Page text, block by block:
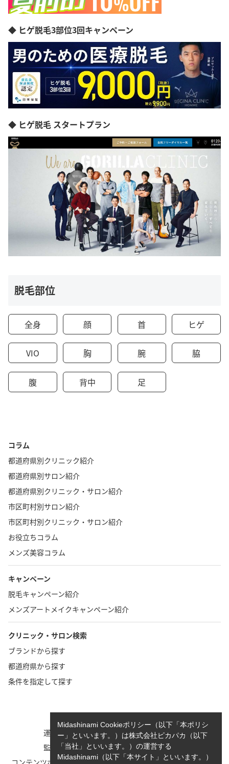
◆ ヒゲ脱毛3部位3回キャンペーン
◆ ヒゲ脱毛 スタートプラン
脱毛部位
全身 顔 首 ヒゲ
VIO 胸 腕 脇
腹 背中 足
コラム
都道府県別クリニック紹介
都道府県別サロン紹介
都道府県別クリニック・サロン紹介
市区町村別サロン紹介
市区町村別クリニック・サロン紹介
お役立ちコラム
メンズ美容コラム
キャンペーン
脱毛キャンペーン紹介
メンズアートメイクキャンペーン紹介
クリニック・サロン検索
ブランドから探す
都道府県から探す
条件を指定して探す
運営者情報
執筆者一覧
監修者一覧
cookieポリシーについて
コンテンツポリシーと運営指針
利用規約
Midashinami Cookieポリシー（以下「本ポリシ
ー」といいます。）は株式会社ピカパカ（以下
「当社」といいます。）の運営する
Midashinami（以下「本サイト」といいます。）